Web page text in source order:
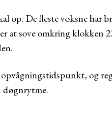
op. De fleste voksne har
at sove omkring klokken
og
døgnrytme.